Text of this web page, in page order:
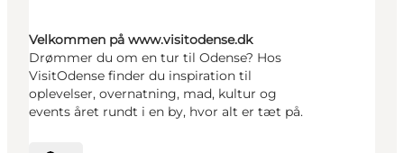
Velkommen på www.visitodense.dk
Drømmer du om en tur til Odense? Hos
VisitOdense finder du inspiration til
oplevelser, overnatning, mad, kultur og
events året rundt i en by, hvor alt er tæt på.